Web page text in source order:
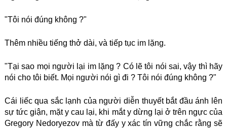
"Tôi nói đúng không ?"
Thêm nhiều tiếng thở dài, và tiếp tục im lặng.
"Tại sao mọi người lại im lặng ? Có lẽ tôi nói sai, vậy thì hãy
nói cho tôi biết. Mọi người nói gì đi ? Tôi nói đúng không ?"
Cái liếc qua sắc lạnh của người diễn thuyết bắt đầu ánh lên
sự tức giận, mặt y cau lại, khi mắt y dừng lại ở trên ngực của
Gregory Nedoryezov mà từ đấy y xác tín vững chắc rằng sẽ